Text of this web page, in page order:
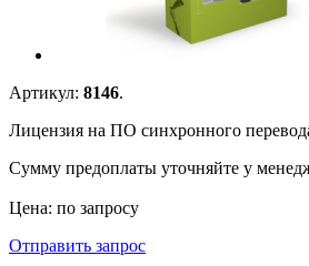
Артикул: 8146.
Лицензия на ПО синхронного
Сумму предоплаты уточняйте у
Цена: по запросу
Отправить запрос